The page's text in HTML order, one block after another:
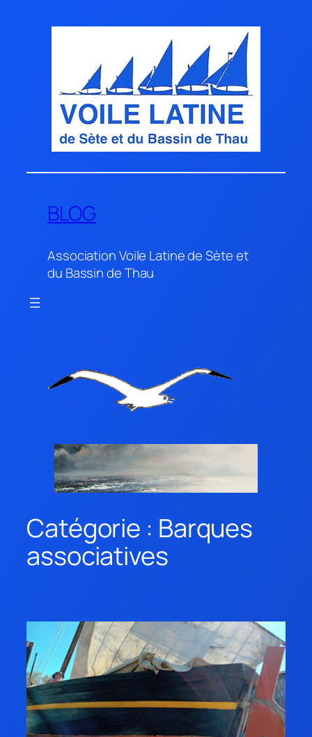
BLOG
Association Voile Latine de Sète et
du Bassin de Thau
Catégorie : Barques
associatives